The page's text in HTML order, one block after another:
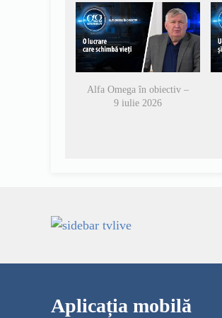
Alfa Omega în obiectiv –
9 iulie 2026
Aplicația mobilă